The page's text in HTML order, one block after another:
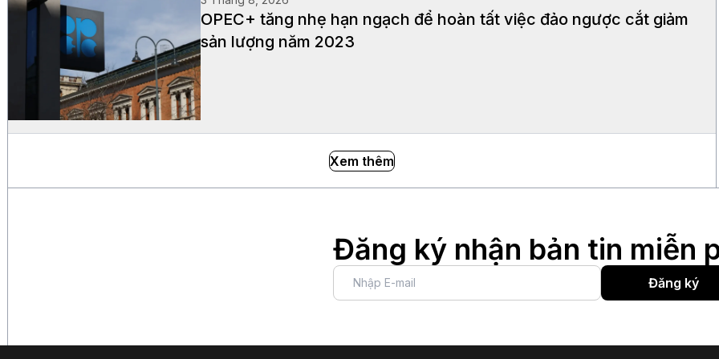
OPEC+ tăng nhẹ hạn ngạch để hoàn tất việc đảo ngược cắt giảm
sản lượng năm 2023
Xem thêm
Đăng ký nhận bản tin miễn
Đăng ký